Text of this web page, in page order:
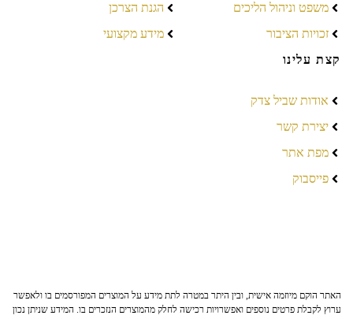
משפט וניהול הליכים
זכויות הציבור
הגנת הצרכן
מידע מקצועי
קצת עלינו
אודות שביל צדק
יצירת קשר
מפת אתר
פייסבוק
האתר הוקם מיוזמה אישית, ובין היתר במטרה לתת מידע על המוצרים המפורסמים בו ולאפשר
ערוץ לקבלת פרטים נוספים ואפשרויות רכישה לחלק מהמוצרים הנזכרים בו. המידע שניתן נכון